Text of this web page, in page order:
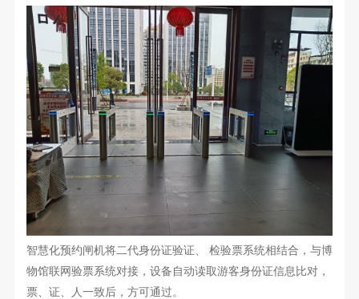
智慧化预约闸机将二代身份证验证、 检验票系统相结合，与博
物馆联网验票系统对接，设备自动读取游客身份证信息比对，
票、证、人一致后，方可通过。